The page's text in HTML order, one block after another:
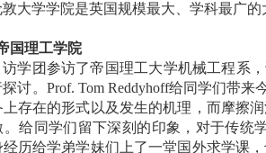
大学学院是英国规模最大、学科最广的
国理工学院
访学团参访了帝国理工大学机械工程系
讨。 Prof. Tom Reddyhoff给同学们带来
存在的形式以及发生的机理，而摩擦
。给同学们留下深刻的印象，对于传统
经历给学弟学妹们上了一堂国外求学课